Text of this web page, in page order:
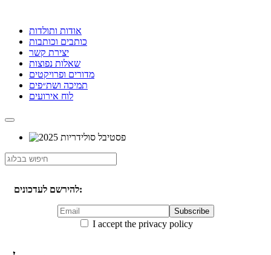
אודות ותולדות
כותבים וכותבות
יצירת קשר
שאלות נפוצות
מדורים ופרויקטים
תמיכה ושת״פים
לוח אירועים
להירשם לעדכונים:
I accept the privacy policy